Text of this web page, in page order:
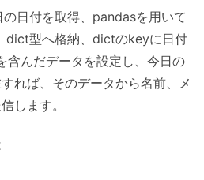
日付を取得、pandasを用いて
dict型へ格納、dictのkeyに日付
含んだデータを設定し、今日の
れば、そのデータから名前、メ
します。